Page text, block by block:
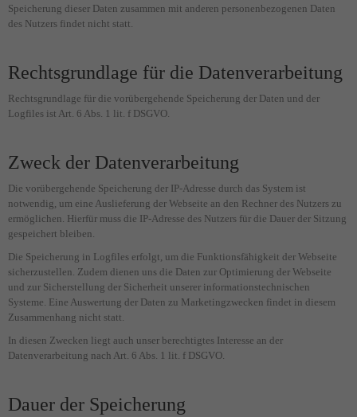
Speicherung dieser Daten zusammen mit anderen personenbezogenen Daten
des Nutzers findet nicht statt.
Rechtsgrundlage für die Datenverarbeitung
Rechtsgrundlage für die vorübergehende Speicherung der Daten und der
Logfiles ist Art. 6 Abs. 1 lit. f DSGVO.
Zweck der Datenverarbeitung
Die vorübergehende Speicherung der IP-Adresse durch das System ist
notwendig, um eine Auslieferung der Webseite an den Rechner des Nutzers zu
ermöglichen. Hierfür muss die IP-Adresse des Nutzers für die Dauer der Sitzung
gespeichert bleiben.
Die Speicherung in Logfiles erfolgt, um die Funktionsfähigkeit der Webseite
sicherzustellen. Zudem dienen uns die Daten zur Optimierung der Webseite
und zur Sicherstellung der Sicherheit unserer informationstechnischen
Systeme. Eine Auswertung der Daten zu Marketingzwecken findet in diesem
Zusammenhang nicht statt.
In diesen Zwecken liegt auch unser berechtigtes Interesse an der
Datenverarbeitung nach Art. 6 Abs. 1 lit. f DSGVO.
Dauer der Speicherung